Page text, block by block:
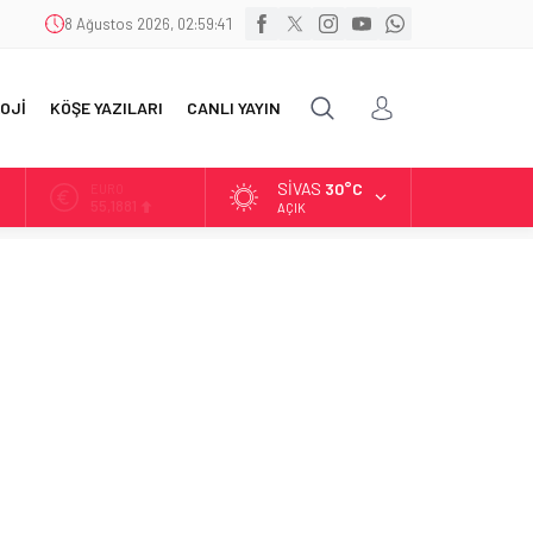
8 Ağustos 2026, 02:59:43
KÖŞE YAZILARI CANLI YAYIN
SIVAS 30°C
AÇIK